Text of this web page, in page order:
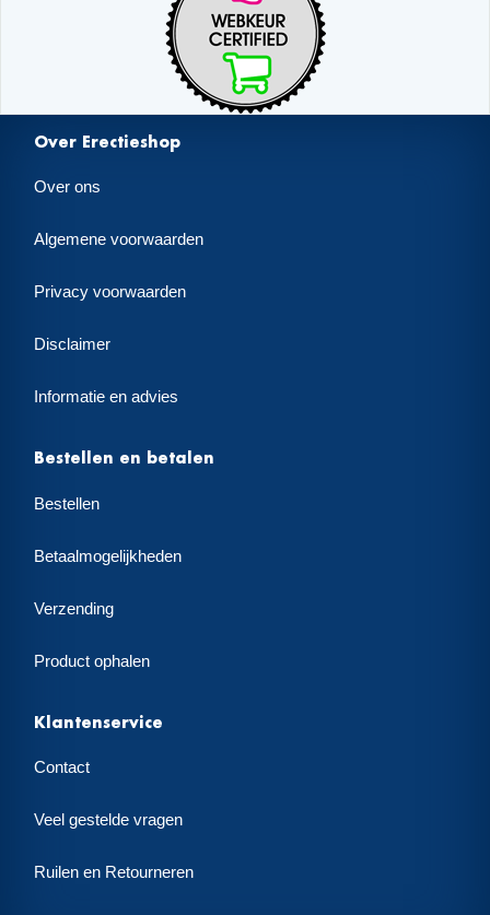
Over Erectieshop
Over ons
Algemene voorwaarden
Privacy voorwaarden
Disclaimer
Informatie en advies
Bestellen en betalen
Bestellen
Betaalmogelijkheden
Verzending
Product ophalen
Klantenservice
Contact
Veel gestelde vragen
Ruilen en Retourneren